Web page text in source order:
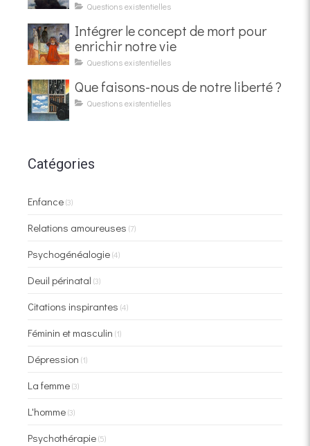
Questions existentielles
Intégrer le concept de mort pour
enrichir notre vie
Questions existentielles
Que faisons-nous de notre liberté ?
Questions existentielles
Catégories
Enfance(3)
Relations amoureuses (7)
Psychogénéalogie(4)
Deuil périnatal (3)
Citations inspirantes (4)
Féminin et masculin (1)
Dépression (1)
La femme(3)
L'homme(3)
Psychothérapie(5)